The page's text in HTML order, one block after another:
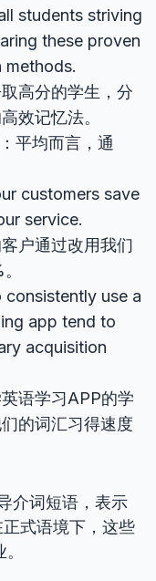
students striving
these proven
methods.
高分的学生，分
效记忆法。
平均而言，通
customers save
service.
户通过改用我们
use a
app tend to
acquisition
语学习APP的学
的词汇习得速度
介词短语，表示
正式语境下，这些